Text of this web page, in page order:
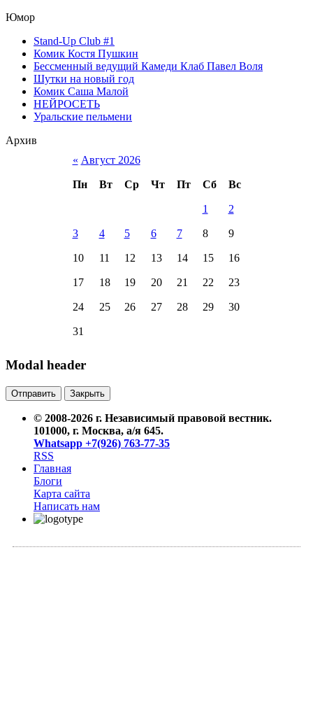
Юмор
Stand-Up Club #1
Комик Костя Пушкин
Бессменный ведущий Камеди Клаб Павел Воля
Шутки на новый год
Комик Саша Малой
НЕЙРОСЕТЬ
Уральские пельмени
Архив
« Август 2026
Пн Вт Ср Чт Пт Сб Вс
1 2
3 4 5 6 7 8 9
10 11 12 13 14 15 16
17 18 19 20 21 22 23
24 25 26 27 28 29 30
31
Modal header
Отправить Закрыть
© 2008-2026 г. Независимый правовой вестник.
101000, г. Москва, а/я 645.
Whatsapp +7(926) 763-77-35
RSS
Главная
Блоги
Карта сайта
Написать нам